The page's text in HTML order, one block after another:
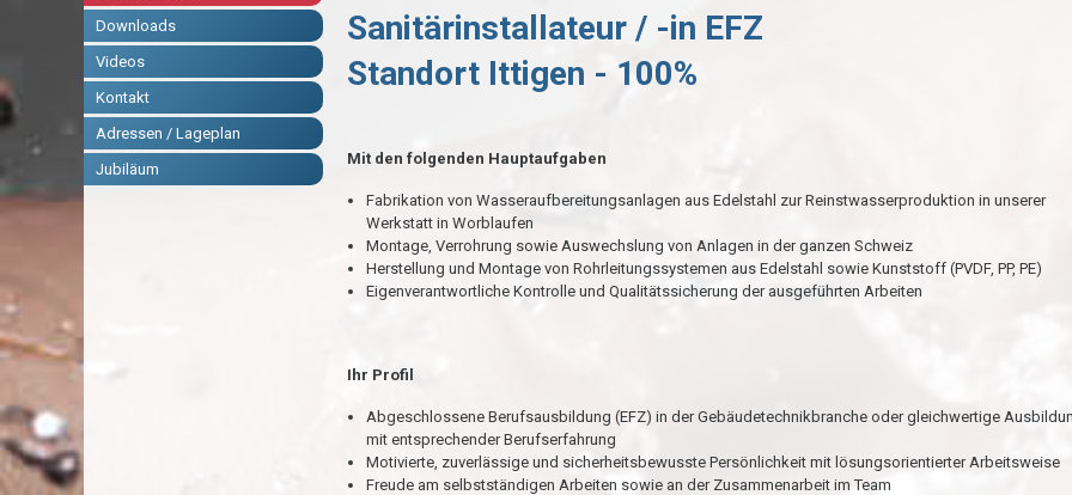
Downloads
Videos
Kontakt
Adressen / Lageplan
Jubiläum
Sanitärinstallateur / -in EFZ
Standort Ittigen - 100%
Mit den folgenden Hauptaufgaben
Fabrikation von Wasseraufbereitungsanlagen aus Edelstahl zur Reinstwasserproduktion in unserer
Werkstatt in Worblaufen
Montage, Verrohrung sowie Auswechslung von Anlagen in der ganzen Schweiz
Herstellung und Montage von Rohrleitungssystemen aus Edelstahl sowie Kunststoff (PVDF, PP, PE)
Eigenverantwortliche Kontrolle und Qualitätssicherung der ausgeführten Arbeiten
Ihr Profil
Abgeschlossene Berufsausbildung (EFZ) in der Gebäudetechnikbranche oder gleichwertige
mit entsprechender Berufserfahrung
Motivierte, zuverlässige und sicherheitsbewusste Persönlichkeit mit lösungsorientierter Arbeitsweise
Freude am selbstständigen Arbeiten sowie an der Zusammenarbeit im Team